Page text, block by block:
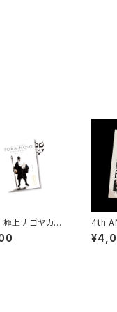
極上ナゴヤカブ
の尾 -YOSHIT
BENKEI-」
4th